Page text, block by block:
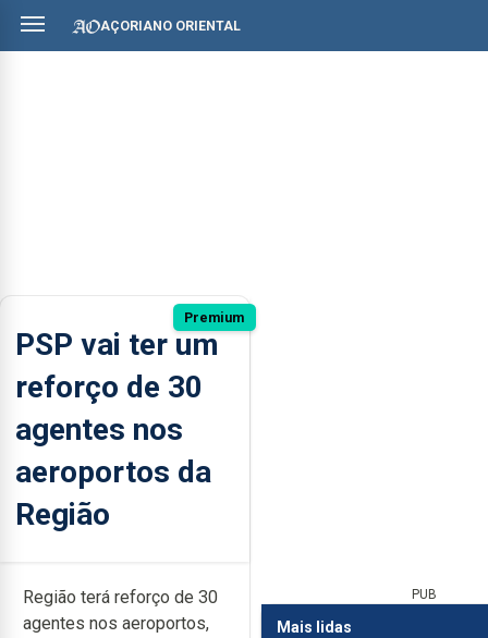
AÇORIANO ORIENTAL
Premium
PSP vai ter um
reforço de 30
agentes nos
aeroportos da
Região
Região terá reforço de 30
agentes nos aeroportos,
PUB
Mais lidas